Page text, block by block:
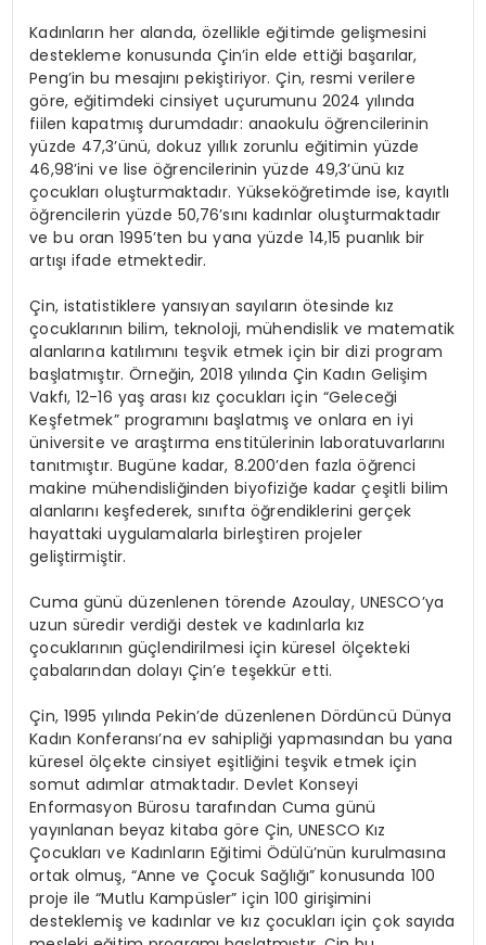
Kadınların her alanda, özellikle eğitimde gelişmesini
destekleme konusunda Çin’in elde ettiği başarılar,
Peng’in bu mesajını pekiştiriyor. Çin, resmi verilere
göre, eğitimdeki cinsiyet uçurumunu 2024 yılında
fiilen kapatmış durumdadır: anaokulu öğrencilerinin
yüzde 47,3’ünü, dokuz yıllık zorunlu eğitimin yüzde
46,98’ini ve lise öğrencilerinin yüzde 49,3’ünü kız
çocukları oluşturmaktadır. Yükseköğretimde ise, kayıtlı
öğrencilerin yüzde 50,76’sını kadınlar oluşturmaktadır
ve bu oran 1995’ten bu yana yüzde 14,15 puanlık bir
artışı ifade etmektedir.
Çin, istatistiklere yansıyan sayıların ötesinde kız
çocuklarının bilim, teknoloji, mühendislik ve matematik
alanlarına katılımını teşvik etmek için bir dizi program
başlatmıştır. Örneğin, 2018 yılında Çin Kadın Gelişim
Vakfı, 12-16 yaş arası kız çocukları için “Geleceği
Keşfetmek” programını başlatmış ve onlara en iyi
üniversite ve araştırma enstitülerinin laboratuvarlarını
tanıtmıştır. Bugüne kadar, 8.200’den fazla öğrenci
makine mühendisliğinden biyofiziğe kadar çeşitli bilim
alanlarını keşfederek, sınıfta öğrendiklerini gerçek
hayattaki uygulamalarla birleştiren projeler
geliştirmiştir.
Cuma günü düzenlenen törende Azoulay, UNESCO’ya
uzun süredir verdiği destek ve kadınlarla kız
çocuklarının güçlendirilmesi için küresel ölçekteki
çabalarından dolayı Çin’e teşekkür etti.
Çin, 1995 yılında Pekin’de düzenlenen Dördüncü Dünya
Kadın Konferansı’na ev sahipliği yapmasından bu yana
küresel ölçekte cinsiyet eşitliğini teşvik etmek için
somut adımlar atmaktadır. Devlet Konseyi
Enformasyon Bürosu tarafından Cuma günü
yayınlanan beyaz kitaba göre Çin, UNESCO Kız
Çocukları ve Kadınların Eğitimi Ödülü’nün kurulmasına
ortak olmuş, “Anne ve Çocuk Sağlığı” konusunda 100
proje ile “Mutlu Kampüsler” için 100 girişimini
desteklemiş ve kadınlar ve kız çocukları için çok sayıda